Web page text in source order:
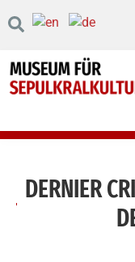
Inhalt Direkt
zum
zum
Footer
DERNIER